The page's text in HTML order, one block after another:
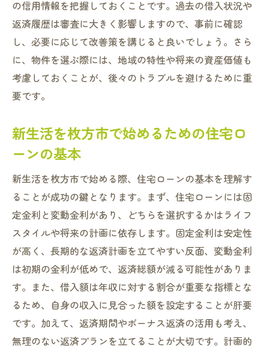
住宅ローン選びがあなたの夢を形にする
枚方市で夢を実現するための住宅ローン戦
略
賢いローン選びで枚方市にマイホームを
住宅ローン選びがあなたの夢をサポート
枚方市の地域特性を理解して最適な住宅ローン
を選ぶ
地域特性を活かした住宅ローンの選び方
枚方市の特性を反映したローン選びのコツ
地域特性を理解してローンを選ぶ重要性
枚方市の特性に合った住宅ローンの選び方
地域特性に基づく賢いローン選び
枚方市の特性を活かした住宅ローン選択
住宅ローン選びが枚方市での新生活を成功に導
くカギ
成功する新生活のための住宅ローン選びの
ポイント
の信用情報を把握しておくことです。過去の借入状況や
返済履歴は審査に大きく影響しますので、事前に確認
し、必要に応じて改善策を講じると良いでしょう。さら
に、物件を選ぶ際には、地域の特性や将来の資産価値も
考慮しておくことが、後々のトラブルを避けるために重
要です。
新生活を枚方市で始めるための住宅ロ
ーンの基本
新生活を枚方市で始める際、住宅ローンの基本を理解す
ることが成功の鍵となります。まず、住宅ローンには固
定金利と変動金利があり、どちらを選択するかはライフ
スタイルや将来の計画に依存します。固定金利は安定性
が高く、長期的な返済計画を立てやすい反面、変動金利
は初期の金利が低めで、返済総額が減る可能性がありま
す。また、借入額は年収に対する割合が重要な指標とな
るため、自身の収入に見合った額を設定することが肝要
です。加えて、返済期間やボーナス返済の活用も考え、
無理のない返済プランを立てることが大切です。計画的